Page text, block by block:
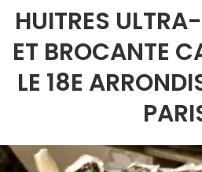
HUITRES
ET BROCANTE
LE 18E